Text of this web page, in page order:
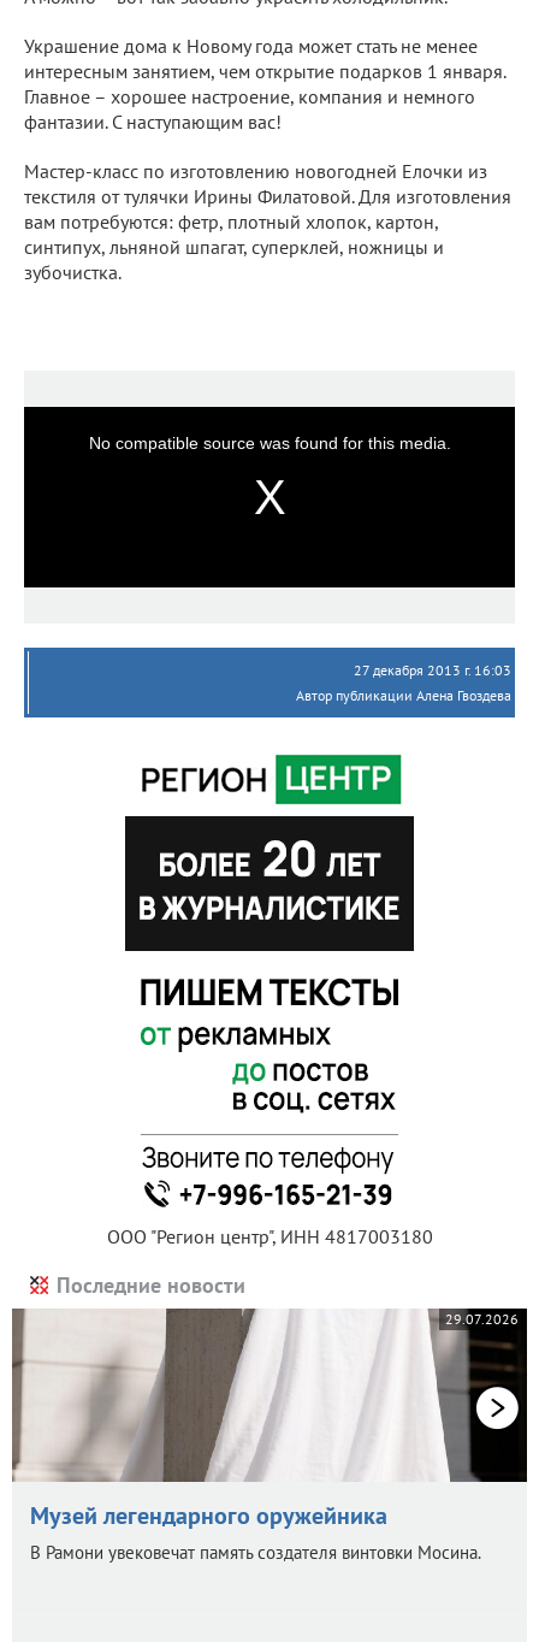
Украшение дома к Новому года может стать не менее
интересным занятием, чем открытие подарков 1 января.
Главное – хорошее настроение, компания и немного
фантазии. С наступающим вас!
Мастер-класс по изготовлению новогодней Елочки из
текстиля от тулячки Ирины Филатовой. Для изготовления
вам потребуются: фетр, плотный хлопок, картон,
синтипух, льняной шпагат, суперклей, ножницы и
зубочистка.
No compatible source was found for this media.
27 декабря 2013 г. 16:03
Автор публикации Алена Гвоздева
ООО "Регион центр", ИНН 4817003180
Последние новости
29.07.2026
Музей легендарного оружейника
В Рамони увековечат память создателя винтовки Мосина.